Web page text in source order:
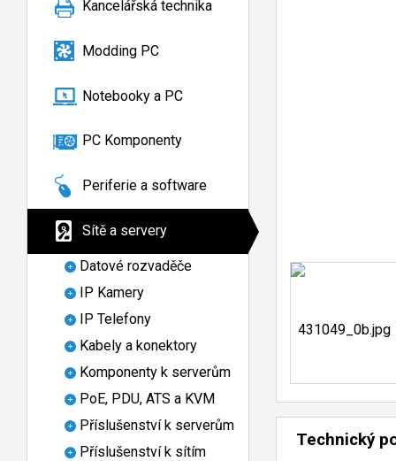
Kancelářská technika
Modding PC
Notebooky a PC
PC Komponenty
Periferie a software
Sítě a servery
Datové rozvaděče
IP Kamery
IP Telefony
Kabely a konektory
Komponenty k serverům
PoE, PDU, ATS a KVM
Příslušenství k serverům
Příslušenství k sítím
Technický